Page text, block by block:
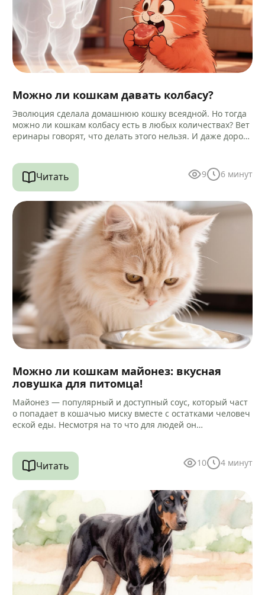
Можно ли кошкам давать колбасу?
Эволюция сделала домашнюю кошку всеядной. Но тогда
можно ли кошкам колбасу есть в любых количествах? Вет
еринары говорят, что делать этого нельзя. И даже дороги
Читать 9 6 минут
Можно ли кошкам майонез: вкусная
ловушка для питомца!
Майонез — популярный и доступный соус, который част
о попадает в кошачью миску вместе с остатками человеч
еской еды. Несмотря на то что для людей он…
Читать 10 4 минут